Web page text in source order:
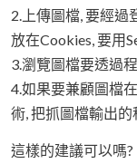
2.上傳圖檔, 要經過
放在Cookies, 要用
3.瀏覽圖檔要透過
4.如果要兼顧圖檔
術, 把抓圖檔輸出
這樣的建議可以嗎?